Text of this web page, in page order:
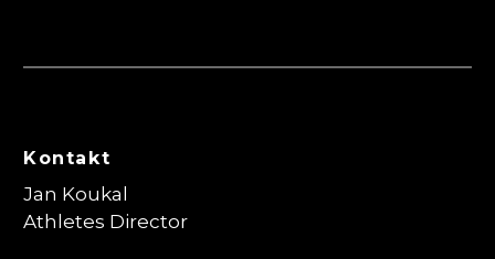
Kontakt
Jan Koukal
Athletes Director